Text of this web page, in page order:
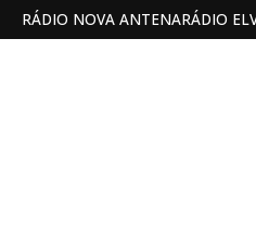
RÁDIO NOVA ANTENARÁDIO